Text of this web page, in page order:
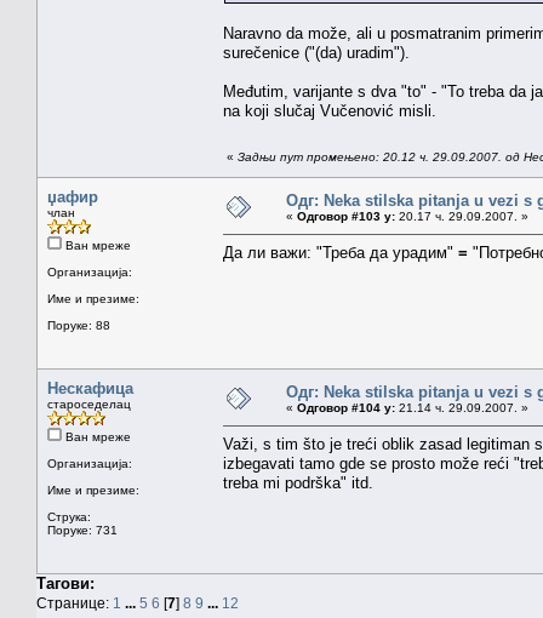
Naravno da može, ali u posmatranim
surečenice ("(da) uradim").
Međutim, varijante s dva "to" - "To treba da
na koji slučaj Vučenović misli.
« Задњи пут промењено: 20.12 ч. 29.09.2007. од
џафир
члан
Ван мреже
Организација:
Име и презиме:
Поруке: 88
Одг: Neka stilska pitanja u vezi s
« Одговор #103 у: 20.17 ч. 29.09.2007. »
Да ли важи: "Треба да урадим" =
Нескафица
староседелац
Ван мреже
Организација:
Име и презиме:
Струка:
Поруке: 731
Одг: Neka stilska pitanja u vezi s
« Одговор #104 у: 21.14 ч. 29.09.2007. »
Važi, s tim što je treći oblik zasad legitiman
izbegavati tamo gde se prosto može reći
treba mi podrška" itd.
Тагови:
Странице: 1 ... 5 6 [7] 8 9 ... 12